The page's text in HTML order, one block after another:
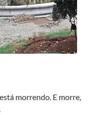
morrendo. E morre,